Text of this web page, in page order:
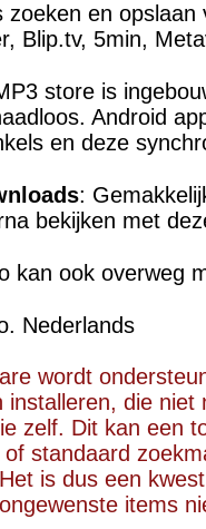
zoeken en opslaan
Blip.tv, 5min,
store is
Android
en deze
:
bekijken met
kan ook overweg
Nederlands
wordt
die niet
zelf. Dit kan een
standaard
is dus een
items